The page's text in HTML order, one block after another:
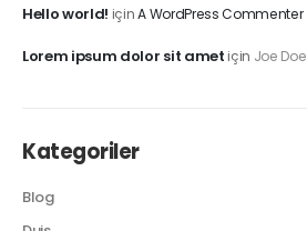
Hello world! içinA WordPress Commenter
Lorem ipsum dolor sit ametiçin Joe Doe
Kategoriler
Blog